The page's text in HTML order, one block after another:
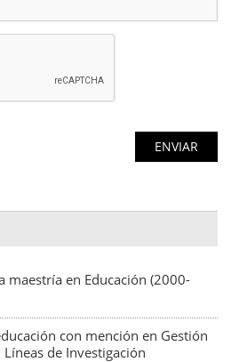
maestría en Educación (2000-
con mención en Gestión
de Investigación